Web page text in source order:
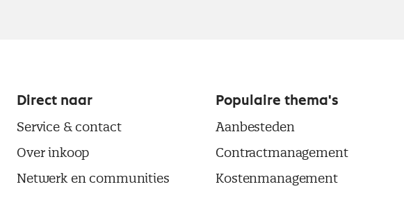
Direct naar
Service & contact
Over inkoop
Netwerk en communities
Populaire thema's
Aanbesteden
Contractmanagement
Kostenmanagement